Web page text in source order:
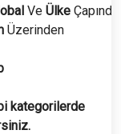
Ve Ülke Çapında
Üzerinden
kategorilerde